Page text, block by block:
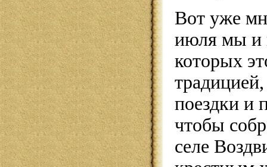
Вот уже
июля мы и
которых
поездки и
чтобы
селе